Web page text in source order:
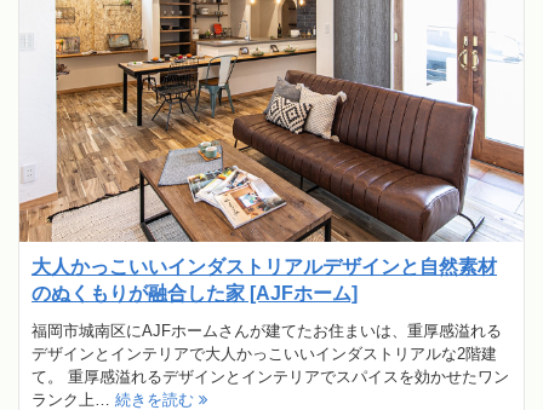
大人かっこいいインダストリアルデザインと自然素材
のぬくもりが融合した家 [AJFホーム]
福岡市城南区にAJFホームさんが建てたお住まいは、重厚感溢れる
デザインとインテリアで大人かっこいいインダストリアルな2階建
て。 重厚感溢れるデザインとインテリアでスパイスを効かせたワン
ランク上… 続きを読む